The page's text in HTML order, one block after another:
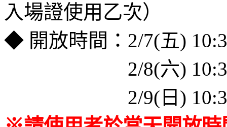
入場證使用乙次）
◆ 開放時間：2/7(五)
2/8(六)
2/9(日)